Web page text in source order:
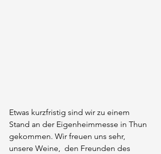
Etwas kurzfristig sind wir zu einem
Stand an der Eigenheimmesse in Thun
gekommen. Wir freuen uns sehr,
unsere Weine,  den Freunden des